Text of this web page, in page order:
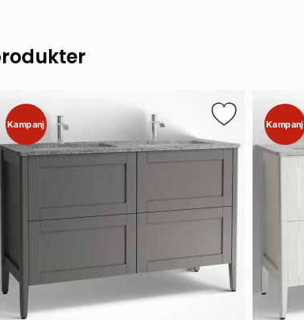
Kampanj Kampanj